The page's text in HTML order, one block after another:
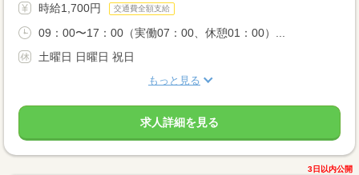
時給1,700円 交通費全額支給
09：00〜17：00（実働07：00、休憩01：00）...
土曜日 日曜日 祝日
もっと見る
求人詳細を見る
3日以内公開